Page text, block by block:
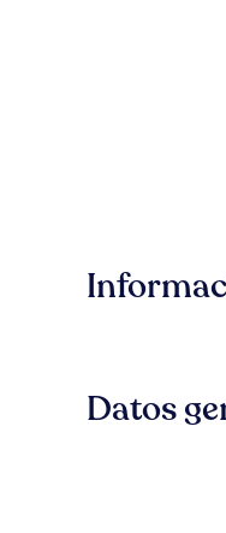
Datos